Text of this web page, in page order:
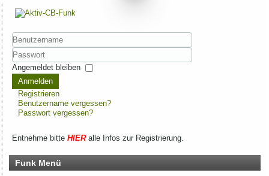
Benutzername
Passwort
Angemeldet bleiben
Anmelden
Registrieren
Benutzername vergessen?
Passwort vergessen?
Entnehme bitte HIERalle Infos zur Registrierung.
Funk Menü